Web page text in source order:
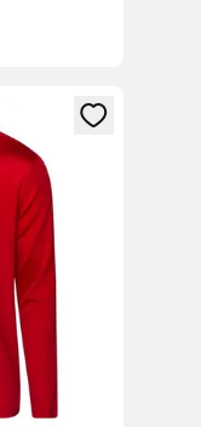
vagy a